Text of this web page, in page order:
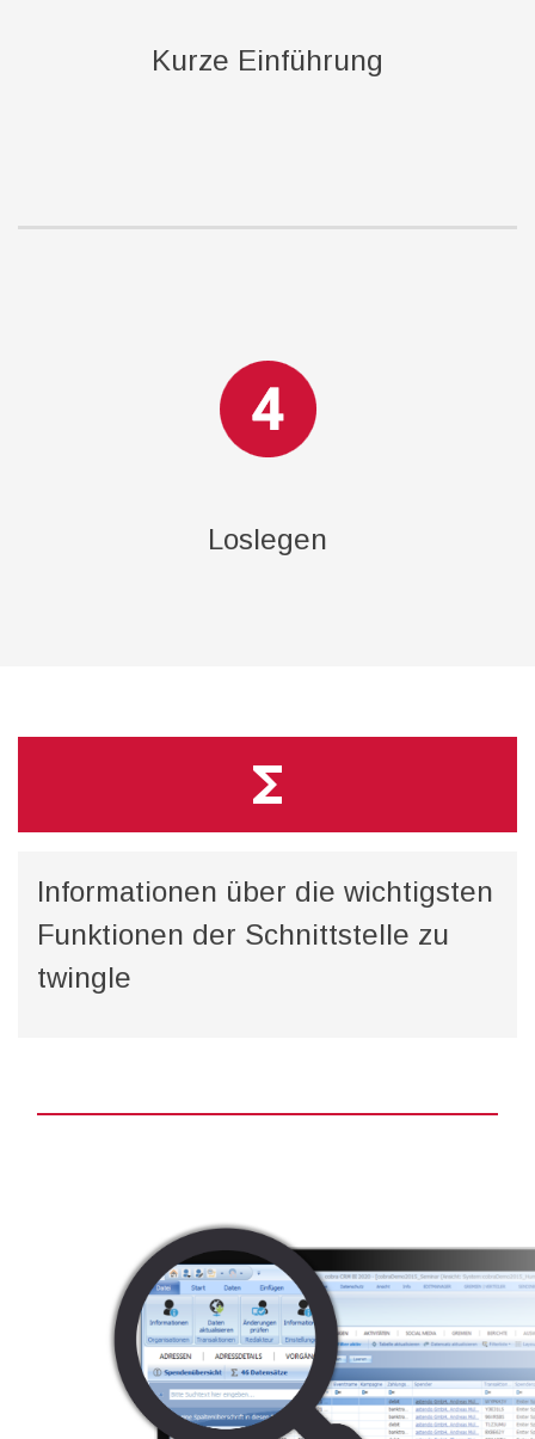
Kurze Einführung
Loslegen
functions
Informationen über die wichtigsten
Funktionen der Schnittstelle zu
twingle